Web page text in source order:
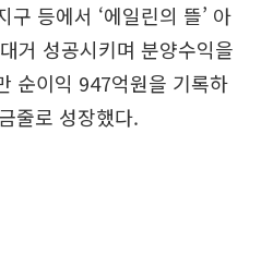
등에서 ‘에일린의 뜰’ 아
거 성공시키며 분양수익을
순이익 947억원을 기록하
줄로 성장했다.